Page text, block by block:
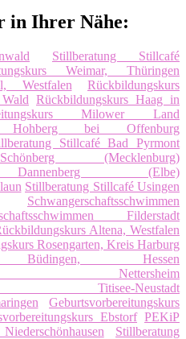
in Ihrer Nähe:
Stillberatung Stillcafé
Weimar, Thüringen
Westfalen
Rückbildungskurs
Rückbildungskurs Haag in
Milower Land
Hohberg bei Offenburg
Stillcafé Bad Pyrmont
(Mecklenburg)
Dannenberg (Elbe)
Stillberatung Stillcafé Usingen
Schwangerschaftsschwimmen
Filderstadt
Altena, Westfalen
Rosengarten, Kreis Harburg
Büdingen, Hessen
Nettersheim
Titisee-Neustadt
Geburtsvorbereitungskurs
Ebstorf PEKiP
Stillberatung